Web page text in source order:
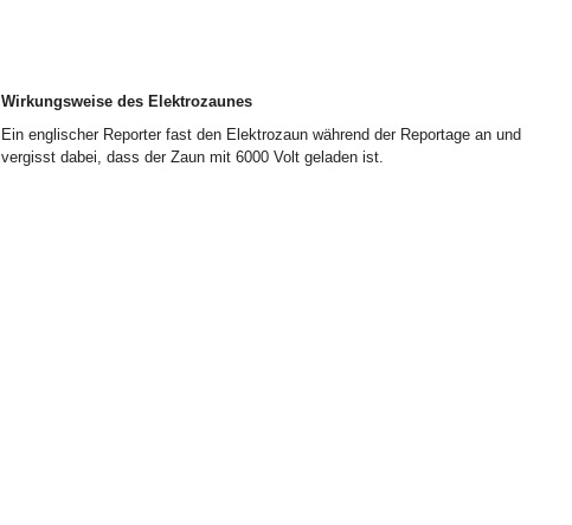
Wirkungsweise des Elektrozaunes
Ein englischer Reporter fast den Elektrozaun während der Reportage an und
vergisst dabei, dass der Zaun mit 6000 Volt geladen ist.